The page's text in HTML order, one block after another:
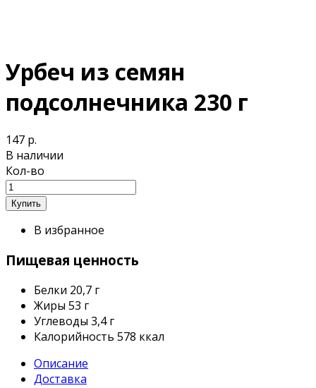
Урбеч из семян
подсолнечника 230 г
147 р.
В наличии
Кол-во
В избранное
Пищевая ценность
Белки 20,7 г
Жиры 53 г
Углеводы 3,4 г
Калорийность 578 ккал
Описание
Доставка